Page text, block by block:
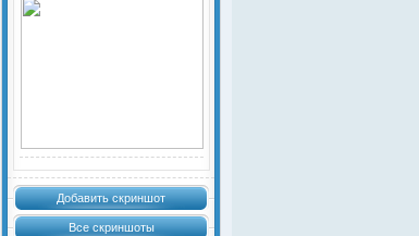
Добавить скриншот
Все скриншоты